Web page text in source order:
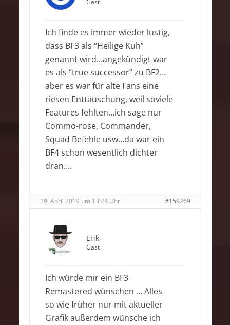
Gast
Ich finde es immer wieder lustig,
dass BF3 als “Heilige Kuh”
genannt wird…angekündigt war
es als “true successor” zu BF2…
aber es war für alte Fans eine
riesen Enttäuschung, weil soviele
Features fehlten…ich sage nur
Commo-rose, Commander,
Squad Befehle usw…da war ein
BF4 schon wesentlich dichter
dran….
19. April 2019 um 13:24 Uhr #159269
Erik
Gast
Ich würde mir ein BF3
Remastered wünschen … Alles
so wie früher nur mit aktueller
Grafik außerdem wünsche ich